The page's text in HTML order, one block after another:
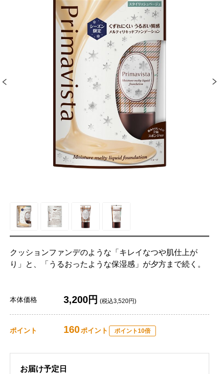
クッションファンデのような「キレイなつや肌仕上が
り」と、「うるおったような保湿感」が夕方まで続く。
本体価格 3,200円 (税込3,520円)
ポイント 160ポイント ポイント10倍
お届け予定日